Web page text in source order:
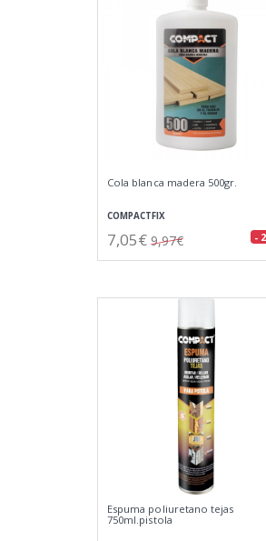
Cola blanca madera 500gr.
COMPACTFIX
7,05€ 9,97€ -
Espuma poliuretano tejas
750ml.pistola